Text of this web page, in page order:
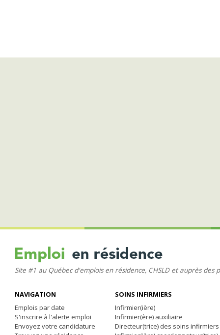
Site #1 au Québec d'emplois en résidence, CHSLD et auprès des
NAVIGATION
Emplois par date
S'inscrire à l'alerte emploi
Envoyez votre candidature
SOINS INFIRMIERS
Infirmier(ière)
Infirmier(ère) auxiliaire
Directeur(trice) des soins infirmiers